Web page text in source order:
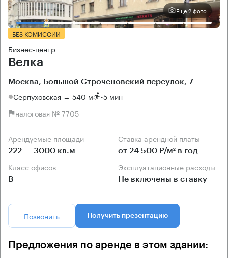
Еще 2 фото
БЕЗ КОМИССИИ
Бизнес-центр
Велка
Москва, Большой Строченовский переулок, 7
Серпуховская → 540 м ~5 мин
налоговая № 7705
Арендуемые площади
222 — 3000 кв.м
Ставка арендной платы
от 24 500 Р/м² в год
Класс офисов
B
Эксплуатационные расходы
Не включены в ставку
Позвонить Получить презентацию
Предложения по аренде в этом здании: